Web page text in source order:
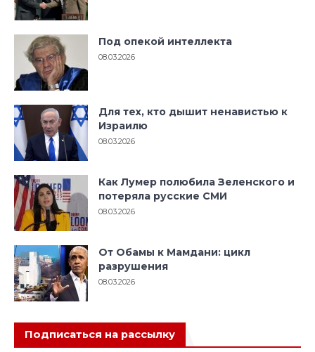
Под опекой интеллекта
08.03.2026
Для тех, кто дышит ненавистью к
Израилю
08.03.2026
Как Лумер полюбила Зеленского и
потеряла русские СМИ
08.03.2026
От Обамы к Мамдани: цикл
разрушения
08.03.2026
Подписаться на рассылку